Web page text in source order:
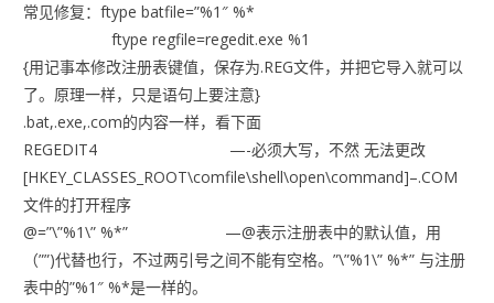
常见修复：ftype batfile=”%1″ %*
ftype regfile=regedit.exe %1
{用记事本修改注册表键值，保存为.REG文件，并把它导入就可以
了。原理一样，只是语句上要注意}
.bat,.exe,.com的内容一样，看下面
REGEDIT4 —-必须大写，不然 无法更改
[HKEY_CLASSES_ROOT\comfile\shell\open\command]–.COM
文件的打开程序
@=”\”%1\” %*” —@表示注册表中的默认值，用
（””)代替也行，不过两引号之间不能有空格。”\”%1\” %*” 与注册
表中的”%1″ %*是一样的。